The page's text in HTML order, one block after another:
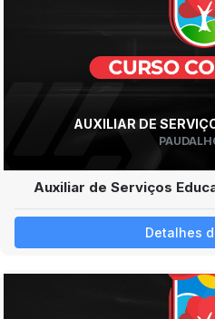
AUXILIAR DE
Auxiliar de Serviços
Detalhes